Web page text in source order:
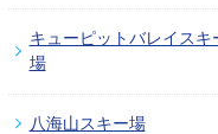
キューピットバレイスキ
場
八海山スキー場